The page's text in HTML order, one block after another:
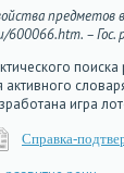
предметов
–
игра
Справка-